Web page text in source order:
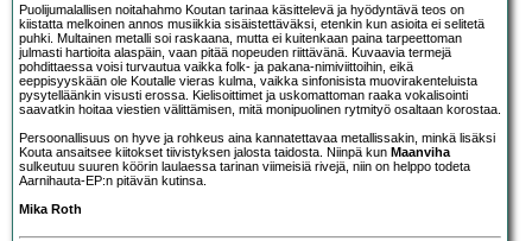
Puolijumalallisen noitahahmo Koutan tarinaa käsittelevä ja hyödyntävä teos on
kiistatta melkoinen annos musiikkia sisäistettäväksi, etenkin kun asioita ei selitetä
puhki. Multainen metalli soi raskaana, mutta ei kuitenkaan paina tarpeettoman
julmasti hartioita alaspäin, vaan pitää nopeuden riittävänä. Kuvaavia termejä
pohdittaessa voisi turvautua vaikka folk- ja pakana-nimiviittoihin, eikä
eeppisyyskään ole Koutalle vieras kulma, vaikka sinfonisista muovirakenteluista
pysytelläänkin visusti erossa. Kielisoittimet ja uskomattoman raaka vokalisointi
saavatkin hoitaa viestien välittämisen, mitä monipuolinen rytmityö osaltaan korostaa.
Persoonallisuus on hyve ja rohkeus aina kannatettavaa metallissakin, minkä lisäksi
Kouta ansaitsee kiitokset tiivistyksen jalosta taidosta. Niinpä kun Maanviha
sulkeutuu suuren köörin laulaessa tarinan viimeisiä rivejä, niin on helppo todeta
Aarnihauta-EP:n pitävän kutinsa.
Mika Roth